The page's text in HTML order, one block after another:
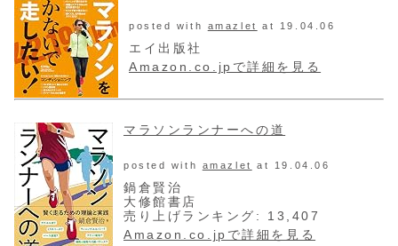
posted with amazlet at 19.04.06
エイ出版社
Amazon.co.jpで詳細を見る
マラソンランナーへの道
posted with amazlet at 19.04.06
鍋倉賢治
大修館書店
売り上げランキング: 13,407
Amazon.co.jpで詳細を見る